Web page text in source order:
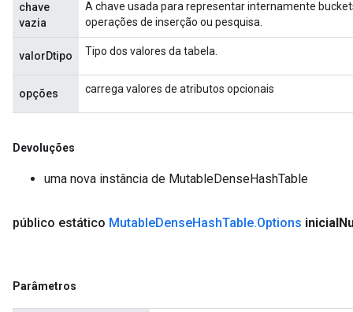
chave
vazia
A chave usada para representar internamente
operações de inserção ou pesquisa.
valorDtipo Tipo dos valores da tabela.
opções carrega valores de atributos opcionais
Devoluções
uma nova instância de MutableDenseHashTable
público estático MutableDenseHashTable.Options inicial
Parâmetros